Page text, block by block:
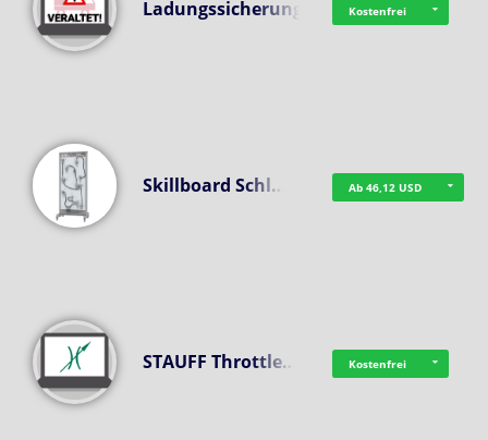
Ladungssicherung Kostenfrei
Skillboard Schl… Ab 46,12 USD
STAUFF Throttle… Kostenfrei